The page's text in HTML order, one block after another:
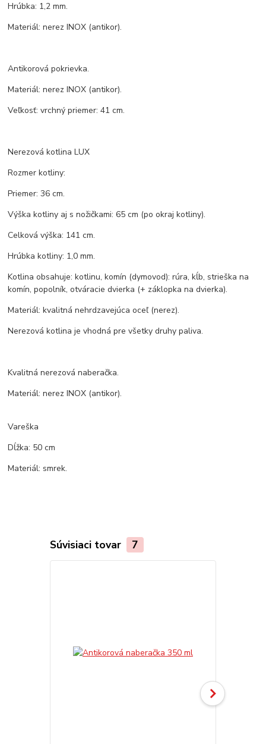
Hrúbka: 1,2 mm.
Materiál: nerez INOX (antikor).
Antikorová pokrievka.
Materiál: nerez INOX (antikor).
Veľkosť: vrchný priemer: 41 cm.
Nerezová kotlina LUX
Rozmer kotliny:
Priemer: 36 cm.
Výška kotliny aj s nožičkami: 65 cm (po okraj kotliny).
Celková výška: 141 cm.
Hrúbka kotliny: 1,0 mm.
Kotlina obsahuje: kotlinu, komín (dymovod): rúra, kĺb, strieška na
komín, popolník, otváracie dvierka (+ záklopka na dvierka).
Materiál: kvalitná nehrdzavejúca oceľ (nerez).
Nerezová kotlina je vhodná pre všetky druhy paliva.
Kvalitná nerezová naberačka.
Materiál: nerez INOX (antikor).
Vareška
Dĺžka: 50 cm
Materiál: smrek.
Súvisiaci tovar 7